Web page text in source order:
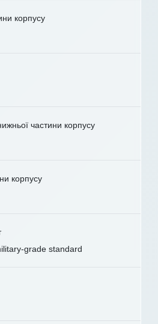
корпусу
частини корпусу
корпусу
grade standard